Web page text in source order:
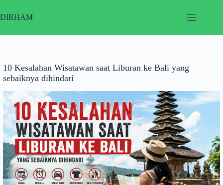
to
content
DIRHAM
10 Kesalahan Wisatawan saat Liburan ke Bali yang
sebaiknya dihindari